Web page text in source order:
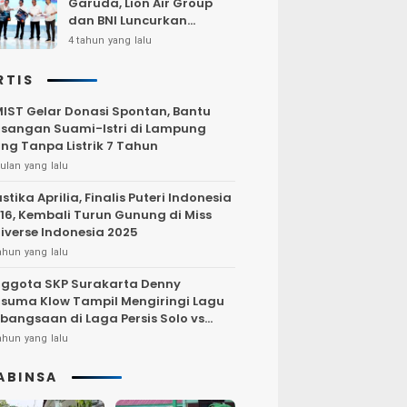
dan BNI Luncurkan
Program Terbang Hemat
4 tahun yang lalu
Gelar Donasi Spontan, Bantu
Suami-Istri di Lampung
Tanpa Listrik 7 Tahun
yang lalu
Aprilia, Finalis Puteri Indonesia
Kembali Turun Gunung di Miss
Indonesia 2025
yang lalu
SKP Surakarta Denny
Klow Tampil Mengiringi Lagu
di Laga Persis Solo vs
Jakarta
yang lalu